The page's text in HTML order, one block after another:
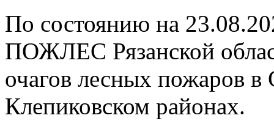
По состоянию на
ПОЖЛЕС Рязанской
очагов лесных пожаров в
Клепиковском районах.